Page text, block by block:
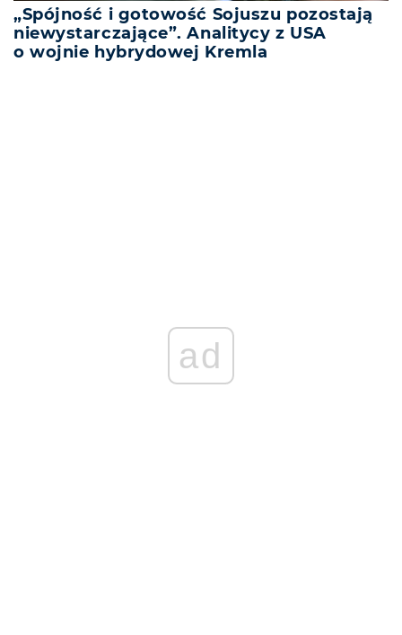
„Spójność i gotowość Sojuszu pozostają
niewystarczające”. Analitycy z USA
o wojnie hybrydowej Kremla